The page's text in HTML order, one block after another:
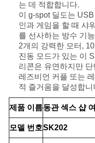
트
맵
는 데 적합합니다.
이 g-spot 딜도는
인과 게임을 할 때 샤
를 선사하는 방수 기능
2개의 강력한 모터,
진동 모드가 있는 이
리콘은 유연하지만
레즈비언 커플 또는
적 즐거움을 달성합니
제품 이름동관 섹스 샵
모델 번호SK202